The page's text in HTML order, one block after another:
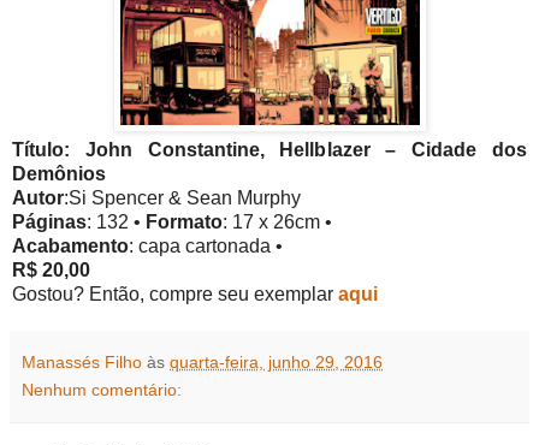
Título: John Constantine, Hellblazer – Cidade dos
Demônios
Autor:Si Spencer & Sean Murphy
Páginas: 132 • Formato: 17 x 26cm •
Acabamento: capa cartonada •
R$ 20,00
Gostou? Então, compre seu exemplar aqui
Manassés Filho às quarta-feira, junho 29, 2016
Nenhum comentário: